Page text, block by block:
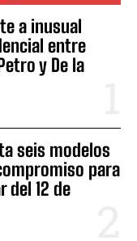
a inusual
entre
y De la
seis modelos
para
del 12 de